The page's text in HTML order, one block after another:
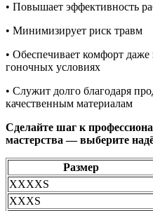
• Повышает эффективность
• Минимизирует риск травм
• Обеспечивает комфорт
гоночных условиях
• Служит долго благодаря
качественным материалам
Сделайте шаг к
мастерства — выберите
Размер
XXXXS
XXXS